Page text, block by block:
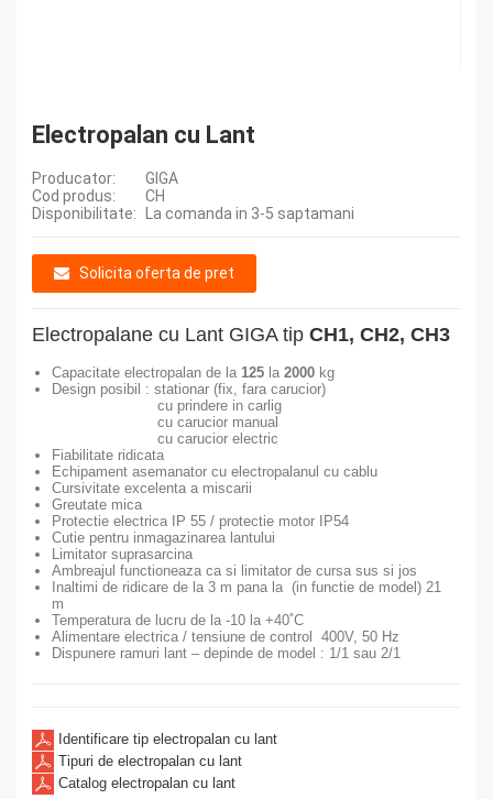
Electropalan cu Lant
Producator:
GIGA
Cod produs:
CH
Disponibilitate:
La comanda in 3-5 saptamani
Solicita oferta de pret
Electropalane cu Lant GIGA tip CH1, CH2, CH3
Capacitate electropalan de la 125 la 2000 kg
Design posibil : stationar (fix, fara carucior)
cu prindere in carlig
cu carucior manual
cu carucior electric
Fiabilitate ridicata
Echipament asemanator cu electropalanul cu cablu
Cursivitate excelenta a miscarii
Greutate mica
Protectie electrica IP 55 / protectie motor IP54
Cutie pentru inmagazinarea lantului
Limitator suprasarcina
Ambreajul functioneaza ca si limitator de cursa sus si jos
Inaltimi de ridicare de la 3 m pana la (in functie de model) 21
m
Temperatura de lucru de la -10 la +40˚С
Alimentare electrica / tensiune de control 400V, 50 Hz
Dispunere ramuri lant – depinde de model : 1/1 sau 2/1
Identificare tip electropalan cu lant
Tipuri de electropalan cu lant
Catalog electropalan cu lant